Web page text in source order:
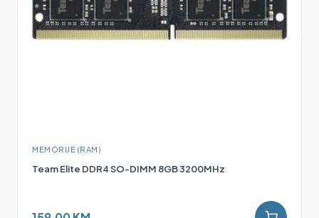
MEMORIJE (RAM)
Team Elite DDR4 SO-DIMM 8GB 3200MHz